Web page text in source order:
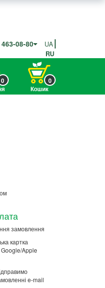
08-80
UA
RU
0
Кошик
0
замовлення
картка
Google/Apple
e-mail